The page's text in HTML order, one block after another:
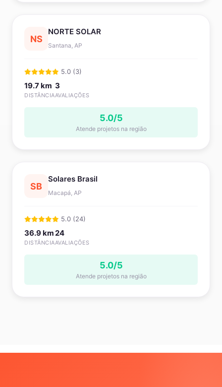
NS
NORTE SOLAR
Santana, AP
5.0 (3)
19.7 km
DISTÂNCIA
3
AVALIAÇÕES
5.0/5
Atende projetos na região
SB
Solares Brasil
Macapá, AP
5.0 (24)
36.9 km
DISTÂNCIA
24
AVALIAÇÕES
5.0/5
Atende projetos na região